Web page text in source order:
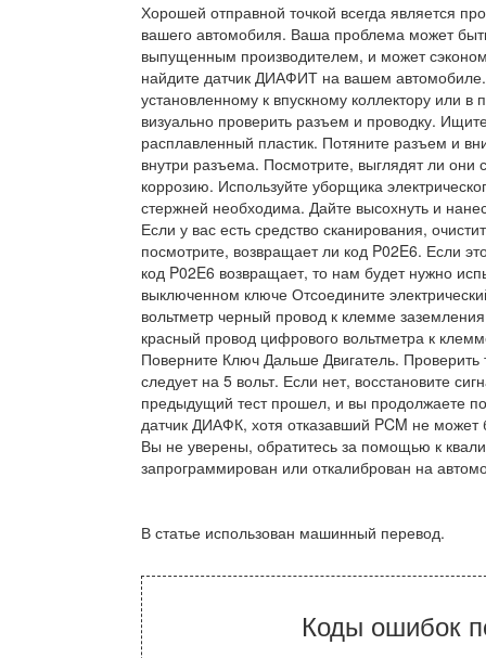
Хорошей отправной точкой всегда является
вашего автомобиля. Ваша проблема может
выпущенным производителем, и может
найдите датчик ДИАФИТ на вашем
установленному к впускному коллектору или в
визуально проверить разъем и проводку.
расплавленный пластик. Потяните разъем и
внутри разъема. Посмотрите, выглядят ли
коррозию. Используйте уборщика
стержней необходима. Дайте высохнуть и
Если у вас есть средство сканирования,
посмотрите, возвращает ли код P02E6. Если
код P02E6 возвращает, то нам будет нужно
выключенном ключе Отсоедините
вольтметр черный провод к клемме
красный провод цифрового вольтметра к
Поверните Ключ Дальше Двигатель. Проверить
следует на 5 вольт. Если нет, восстановите
предыдущий тест прошел, и вы продолжаете
датчик ДИАФК, хотя отказавший PCM не
Вы не уверены, обратитесь за помощью к
запрограммирован или откалиброван на
В статье использован машинный перевод.
Коды ошибок